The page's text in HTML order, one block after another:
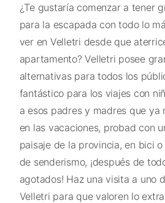
¿Te gustaría comenzar a tener
para la escapada con todo lo
ver en Velletri desde que
apartamento? Velletri posee
alternativas para todos los
fantástico para los viajes con
a esos padres y madres que ya
en las vacaciones, probad con
paisaje de la provincia, en bici
de senderismo, ¡después de
agotados! Haz una visita a uno
Velletri para que valoren lo